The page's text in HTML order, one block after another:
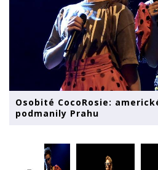
Osobité CocoRosie:
podmanily Prahu